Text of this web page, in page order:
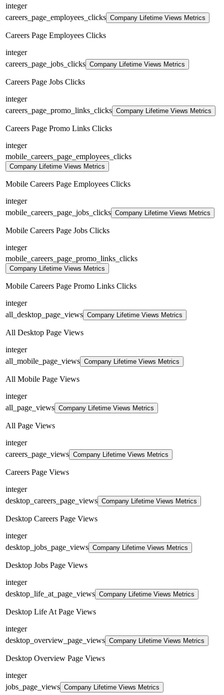
integer
careers_page_employees_clicks Company Lifetime Views Metrics
Careers Page Employees Clicks
integer
careers_page_jobs_clicks Company Lifetime Views Metrics
Careers Page Jobs Clicks
integer
careers_page_promo_links_clicks Company Lifetime Views Metrics
Careers Page Promo Links Clicks
integer
mobile_careers_page_employees_clicks
Company Lifetime Views Metrics
Mobile Careers Page Employees Clicks
integer
mobile_careers_page_jobs_clicks Company Lifetime Views Metrics
Mobile Careers Page Jobs Clicks
integer
mobile_careers_page_promo_links_clicks
Company Lifetime Views Metrics
Mobile Careers Page Promo Links Clicks
integer
all_desktop_page_views Company Lifetime Views Metrics
All Desktop Page Views
integer
all_mobile_page_views Company Lifetime Views Metrics
All Mobile Page Views
integer
all_page_views Company Lifetime Views Metrics
All Page Views
integer
careers_page_views Company Lifetime Views Metrics
Careers Page Views
integer
desktop_careers_page_views Company Lifetime Views Metrics
Desktop Careers Page Views
integer
desktop_jobs_page_views Company Lifetime Views Metrics
Desktop Jobs Page Views
integer
desktop_life_at_page_views Company Lifetime Views Metrics
Desktop Life At Page Views
integer
desktop_overview_page_views Company Lifetime Views Metrics
Desktop Overview Page Views
integer
jobs_page_views Company Lifetime Views Metrics